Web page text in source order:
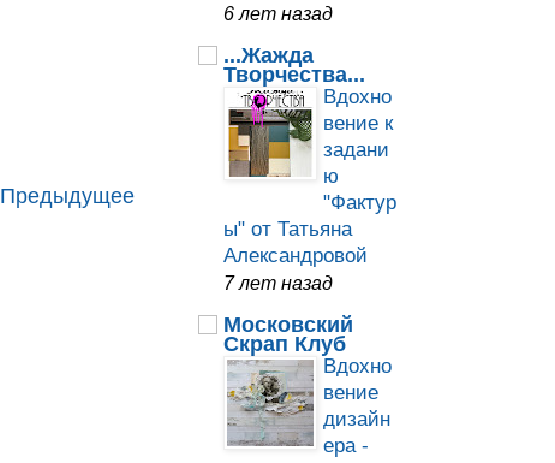
Предыдущее
6 лет назад
...Жажда
Творчества...
Вдохно
вение к
задани
ю
"Фактур
ы" от Татьяна
Александровой
7 лет назад
Московский
Скрап Клуб
Вдохно
вение
дизайн
ера -